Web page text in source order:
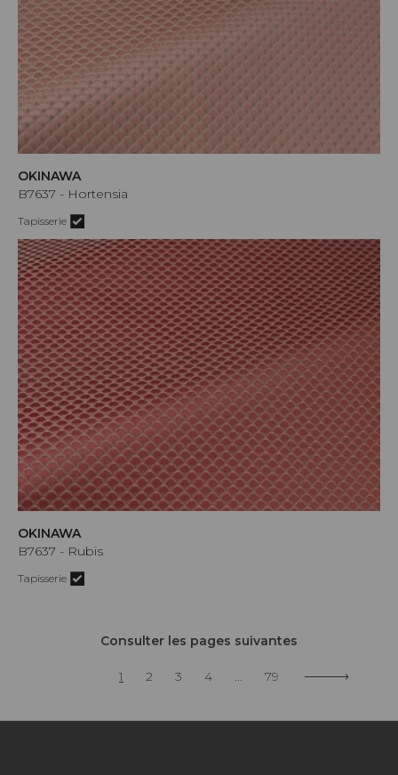
OKINAWA
B7637 - Hortensia
Tapisserie
OKINAWA
B7637 - Rubis
Tapisserie
Consulter les pages suivantes
1 2 3 4 ... 79